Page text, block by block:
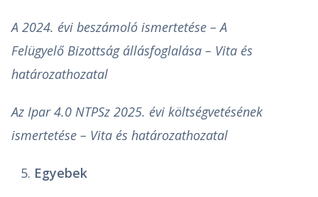
A 2024. évi beszámoló ismertetése – A
Felügyelő Bizottság állásfoglalása – Vita és
határozathozatal
Az Ipar 4.0 NTPSz 2025. évi költségvetésének
ismertetése – Vita és határozathozatal
Egyebek